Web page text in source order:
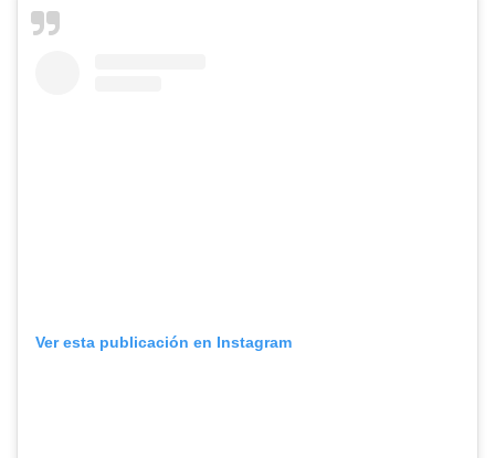
Ver esta publicación en Instagram